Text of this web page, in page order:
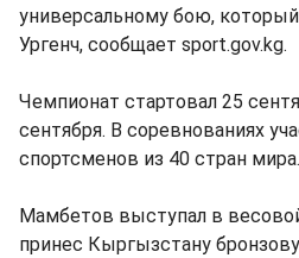
универсальному бою,
Ургенч, сообщает sport.gov.kg.
Чемпионат стартовал 25
сентября. В соревнованиях
спортсменов из 40 стран мира.
Мамбетов выступал в
принес Кыргызстану